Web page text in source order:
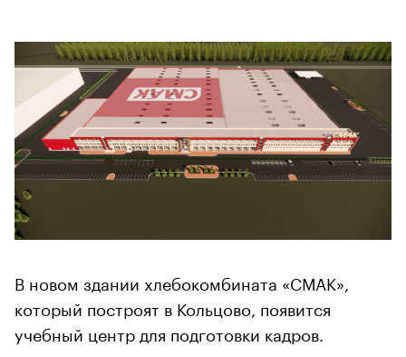
В новом здании хлебокомбината «СМАК»,
который построят в Кольцово, появится
учебный центр для подготовки кадров.